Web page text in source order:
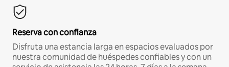
Reserva con confianza
Disfruta una estancia larga en espacios evaluados por
nuestra comunidad de huéspedes confiables y con un